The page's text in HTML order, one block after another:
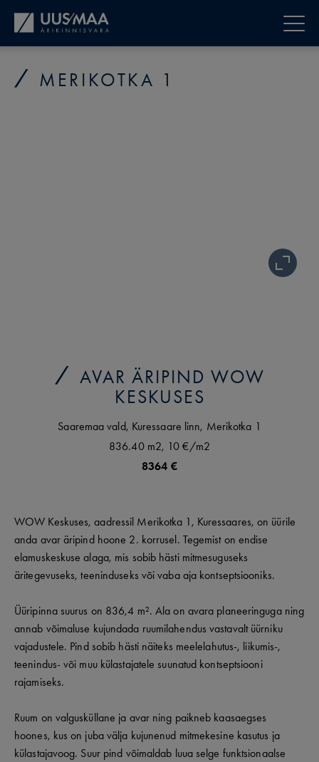
MERIKOTKA 1
AVAR ÄRIPIND WOW
KESKUSES
Saaremaa vald, Kuressaare linn, Merikotka 1
836.40 m2, 10 €/m2
8364 €
WOW Keskuses, aadressil Merikotka 1, Kuressaares, on üürile
anda avar äripind hoone 2. korrusel. Tegemist on endise
elamuskeskuse alaga, mis sobib hästi mitmesuguseks
äritegevuseks, teeninduseks või vaba aja kontseptsiooniks.
Üüripinna suurus on 836,4 m². Ala on avara planeeringuga ning
annab võimaluse kujundada ruumilahendus vastavalt üürniku
vajadustele. Pind sobib hästi näiteks meelelahutus-, liikumis-,
teenindus- või muu külastajatele suunatud kontseptsiooni
rajamiseks.
Ruum on valgusküllane ja avar ning paikneb kaasaegses
hoones, kus on juba välja kujunenud mitmekesine kasutus ja
külastajavoog. Suur pind võimaldab luua selge funktsionaalse